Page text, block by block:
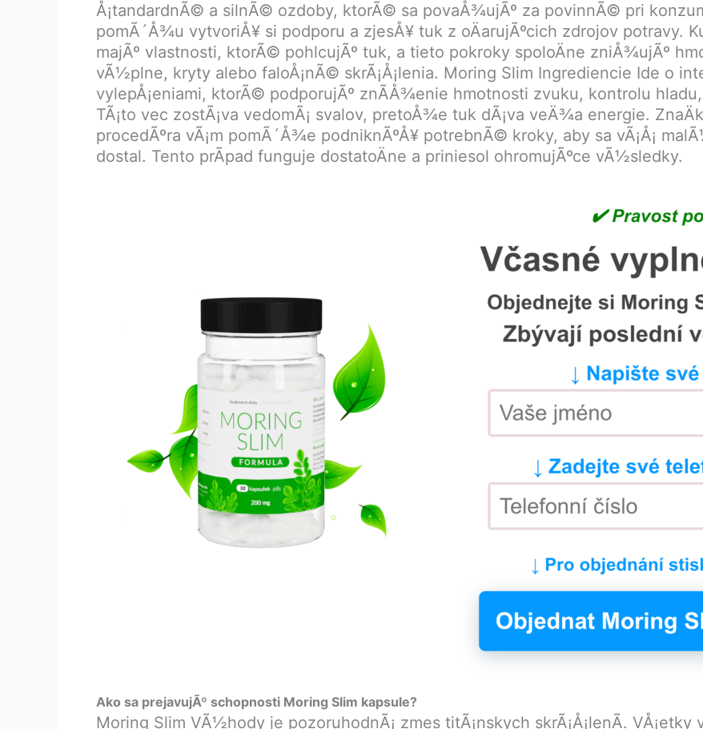
Å¡tandardnÃ© a silnÃ© ozdoby, ktorÃ© sa povaÅ¾ujÃº za povinnÃ© pri
pomÃ´Å¾u vytvoriÅ¥ si podporu a zjesÅ¥ tuk z oÄarujÃºcich zdrojov potravy.
majÃº vlastnosti, ktorÃ© pohlcujÃº tuk, a tieto pokroky spoloÄne zniÅ¾ujÃº
vÃ½plne, kryty alebo faloÅ¡nÃ© skrÃ¡Å¡lenia. Moring Slim Ingrediencie Ide o
vylepÅ¡eniami, ktorÃ© podporujÃº znÃ­Å¾enie hmotnosti zvuku, kontrolu
TÃ¡to vec zostÃ¡va vedomÃ¡ svalov, pretoÅ¾e tuk dÃ¡va veÄ¾a energie.
procedÃºra vÃ¡m pomÃ´Å¾e podniknÃºÅ¥ potrebnÃ© kroky, aby sa vÃ¡Å¡
dostal. Tento prÃ­pad funguje dostatoÄne a priniesol ohromujÃºce vÃ½sledky.
Ako sa prejavujÃº schopnosti Moring Slim kapsule?
Moring Slim VÃ½hody je pozoruhodnÃ¡ zmes titÃ¡nskych skrÃ¡Å¡lenÃ­.